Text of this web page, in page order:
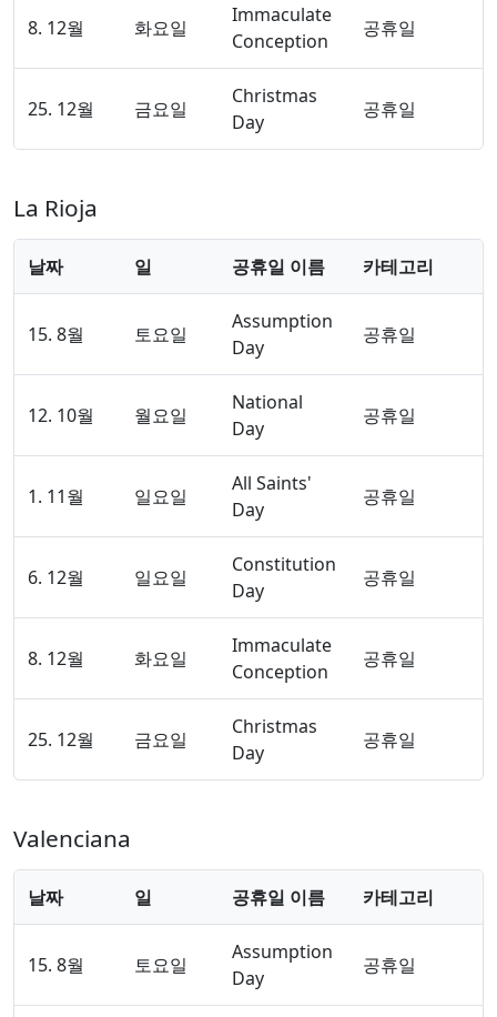
8. 12월 화요일
Immaculate
Conception
공휴일
25. 12월 금요일
Christmas
Day
공휴일
La Rioja
날짜 일 공휴일 이름 카테고리
15. 8월 토요일
Assumption
Day
공휴일
12. 10월 월요일
National
Day
공휴일
1. 11월 일요일
All Saints'
Day
공휴일
6. 12월 일요일
Constitution
Day
공휴일
8. 12월 화요일
Immaculate
Conception
공휴일
25. 12월 금요일
Christmas
Day
공휴일
Valenciana
날짜 일 공휴일 이름 카테고리
15. 8월 토요일
Assumption
Day
공휴일